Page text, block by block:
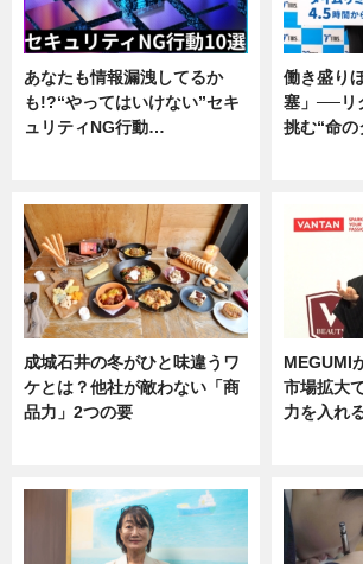
あなたも情報漏洩してるか
も!?“やってはいけない”セキ
ュリティNG行動…
働き盛り
塞」──リ
挑む“命
成城石井の冬がひと味違うワ
ケとは？他社が敵わない「商
品力」2つの要
MEGUMI
市場拡大
力を入れ